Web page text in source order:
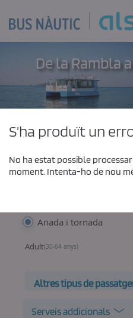
Salta al contingut principal
De la Rambla
Anada i tornada
Adult(30-64 anys)
Altres tipus de
Serveis addicionals
S’ha produït un
No ha estat possible
moment. Intenta-ho de nou